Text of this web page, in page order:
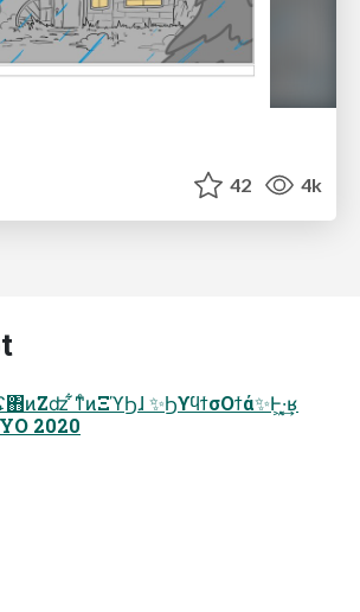
42 4k
͋ͳͨͷΞϓϦɺ ✨ϦϒϥϯσΟϯά✨Ͱ͖·͔͢ʁ
2020